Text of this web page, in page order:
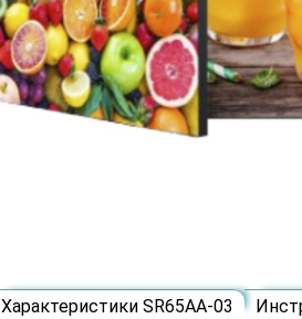
Характеристики SR65AA-03